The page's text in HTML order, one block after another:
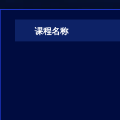
课程名称